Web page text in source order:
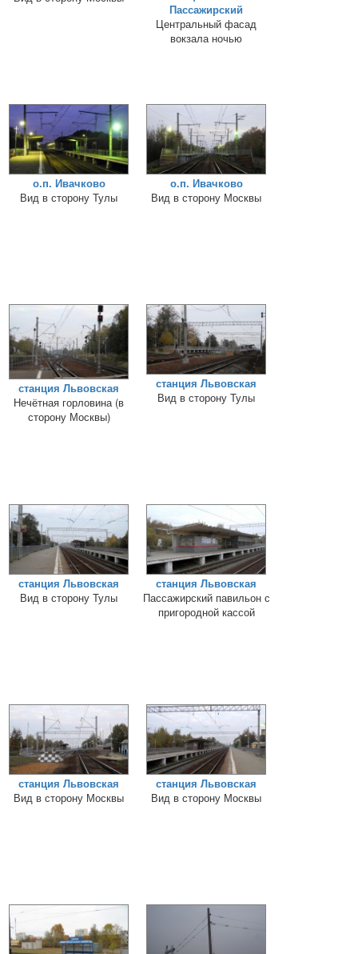
Пассажирский
Центральный фасад
вокзала ночью
о.п. Ивачково
Вид в сторону Тулы
о.п. Ивачково
Вид в сторону Москвы
станция Львовская
Нечётная горловина (в
сторону Москвы)
станция Львовская
Вид в сторону Тулы
станция Львовская
Вид в сторону Тулы
станция Львовская
Пассажирский павильон с
пригородной кассой
станция Львовская
Вид в сторону Москвы
станция Львовская
Вид в сторону Москвы